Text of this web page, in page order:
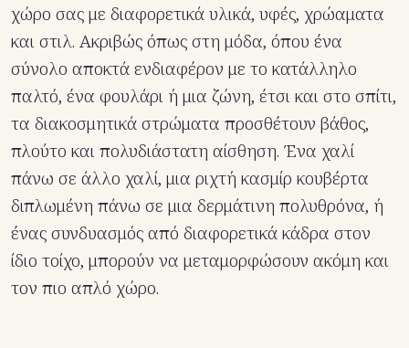
χώρο σας με διαφορετικά υλικά, υφές, χρώαματα
και στιλ. Ακριβώς όπως στη μόδα, όπου ένα
σύνολο αποκτά ενδιαφέρον με το κατάλληλο
παλτό, ένα φουλάρι ή μια ζώνη, έτσι και στο σπίτι,
τα διακοσμητικά στρώματα προσθέτουν βάθος,
πλούτο και πολυδιάστατη αίσθηση. Ένα χαλί
πάνω σε άλλο χαλί, μια ριχτή κασμίρ κουβέρτα
διπλωμένη πάνω σε μια δερμάτινη πολυθρόνα, ή
ένας συνδυασμός από διαφορετικά κάδρα στον
ίδιο τοίχο, μπορούν να μεταμορφώσουν ακόμη και
τον πιο απλό χώρο.